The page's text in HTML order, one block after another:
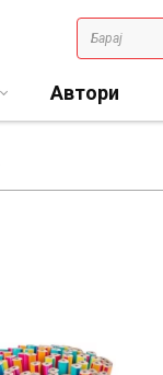
Автори